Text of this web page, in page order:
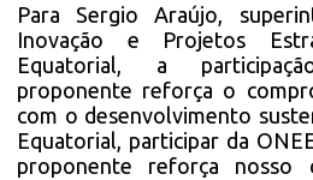
Para Sergio Araújo,
Inovação e Projetos
Equatorial, a
proponente reforça o
com o desenvolvimento
Equatorial, participar da
proponente reforça nosso